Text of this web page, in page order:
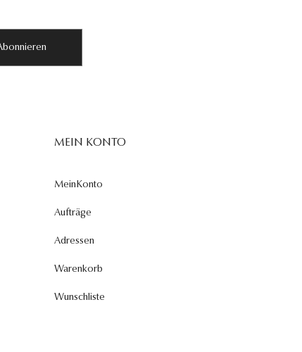
MEIN KONTO
MeinKonto
Aufträge
Adressen
Warenkorb
Wunschliste